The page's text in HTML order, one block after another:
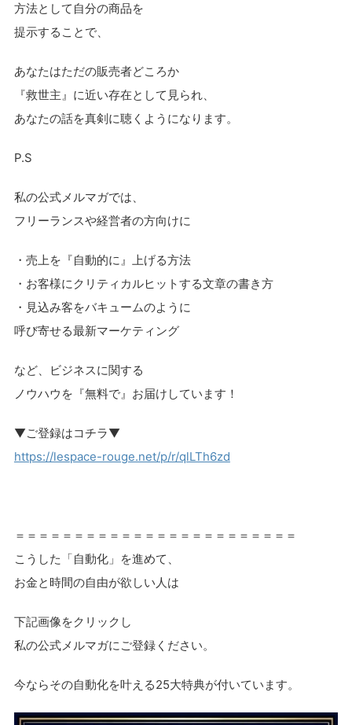
方法として自分の商品を
提示することで、
あなたはただの販売者どころか
『救世主』に近い存在として見られ、
あなたの話を真剣に聴くようになります。
P.S
私の公式メルマガでは、
フリーランスや経営者の方向けに
・売上を『自動的に』上げる方法
・お客様にクリティカルヒットする文章の書き方
・見込み客をバキュームのように
呼び寄せる最新マーケティング
など、ビジネスに関する
ノウハウを『無料で』お届けしています！
▼ご登録はコチラ▼
https://lespace-rouge.net/p/r/qlLTh6zd
＝＝＝＝＝＝＝＝＝＝＝＝＝＝＝＝＝＝＝＝＝＝＝＝
こうした「自動化」を進めて、
お金と時間の自由が欲しい人は
下記画像をクリックし
私の公式メルマガにご登録ください。
今ならその自動化を叶える25大特典が付いています。